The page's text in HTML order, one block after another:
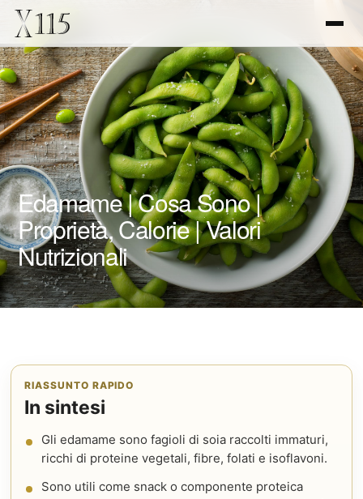
Edamame | Cosa Sono |
Proprietà, Calorie | Valori
Nutrizionali
RIASSUNTO RAPIDO
In sintesi
Gli edamame sono fagioli di soia raccolti immaturi,
ricchi di proteine vegetali, fibre, folati e isoflavoni.
Sono utili come snack o componente proteica